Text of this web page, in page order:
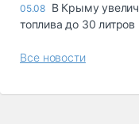
05.08 В Крыму
топлива до 30 литров
Все новости